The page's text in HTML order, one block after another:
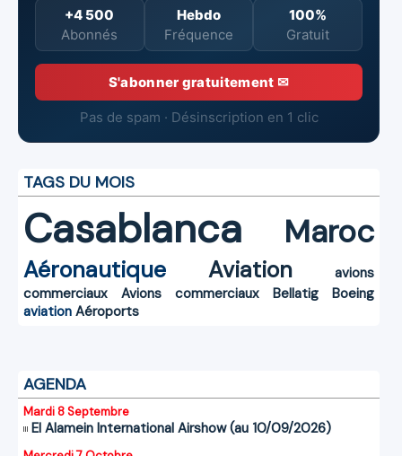
+4 500
Abonnés
Hebdo
Fréquence
100%
Gratuit
S'abonner gratuitement ✉
Pas de spam · Désinscription en 1 clic
TAGS DU MOIS
Casablanca Maroc
Aéronautique Aviation
avions
commerciaux
Avions commerciaux Bellatig
Boeing
aviation Aéroports
AGENDA
Mardi 8 Septembre
El Alamein International Airshow (au 10/09/2026)